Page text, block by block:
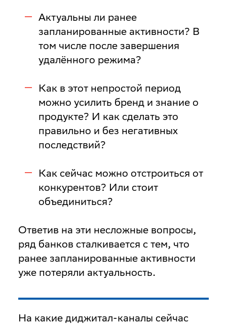
Актуальны ли ранее
запланированные активности? В
том числе после завершения
удалённого режима?
Как в этот непростой период
можно усилить бренд и знание о
продукте? И как сделать это
правильно и без негативных
последствий?
Как сейчас можно отстроиться от
конкурентов? Или стоит
объединиться?
Ответив на эти несложные вопросы,
ряд банков сталкивается с тем, что
ранее запланированные активности
уже потеряли актуальность.
На какие диджитал-каналы сейчас